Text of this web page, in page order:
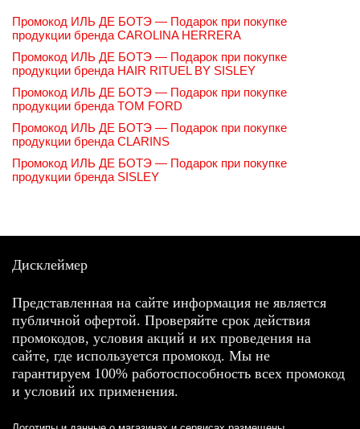
Промокод ИЛЬ ДЕ БОТЭ — Подарок при покупке
продукции бренда CAROLINA HERRERA
Промокод ИЛЬ ДЕ БОТЭ — Подарок при покупке
продукции бренда HAIR RITUEL BY SISLEY
Промокод ИЛЬ ДЕ БОТЭ — Подарок при покупке
продукции бренда TOM FORD
Промокод ИЛЬ ДЕ БОТЭ — Подарок при покупке
продукции бренда CLARINS
Промокод ИЛЬ ДЕ БОТЭ — Подарок при покупке
продукции бренда SISLEY
Дисклеймер
Представленная на сайте информация не является
публичной офертой. Проверяйте срок действия
промокодов, условия акций и их проведения на
сайте, где используется промокод. Мы не
гарантируем 100% работоспособность всех промокод
и условий их применения.